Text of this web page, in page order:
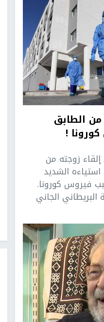
الطابق
!
زوجته من
الشديد
فيروس كورونا.
البريطاني الجاني